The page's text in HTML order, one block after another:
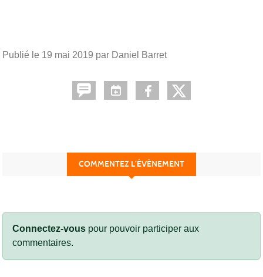
Publié le 19 mai 2019 par Daniel Barret
COMMENTEZ L’ÉVÈNEMENT
Connectez-vous pour pouvoir participer aux
commentaires.